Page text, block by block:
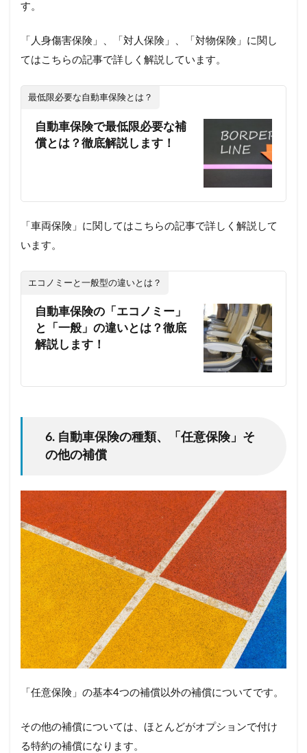
す。
「人身傷害保険」、「対人保険」、「対物保険」に関し
てはこちらの記事で詳しく解説しています。
最低限必要な自動車保険とは？
自動車保険で最低限必要な補
償とは？徹底解説します！
「車両保険」に関してはこちらの記事で詳しく解説して
います。
エコノミーと一般型の違いとは？
自動車保険の「エコノミー」
と「一般」の違いとは？徹底
解説します！
6. 自動車保険の種類、「任意保険」そ
の他の補償
「任意保険」の基本4つの補償以外の補償についてです。
その他の補償については、ほとんどがオプションで付け
る特約の補償になります。